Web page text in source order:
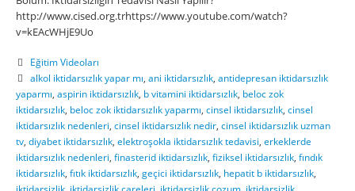
http://www.cised.org.trhttps://www.youtube.com/watch?
v=kEAcWHjE9Uo
Eğitim Videoları
alkol iktidarsızlık yapar mı, ani iktidarsızlık, antidepresan iktidarsızlık
yaparmı, aspirin iktidarsızlık, b vitamini iktidarsızlık, beloc zok
iktidarsızlık, beloc zok iktidarsızlık yaparmı, cinsel iktidarsızlık, cinsel
iktidarsızlık nedenleri, cinsel iktidarsızlık nedir, cinsel iktidarsızlık uzman
tv, diyabet iktidarsızlık, elektroşokla iktidarsızlık tedavisi, erkeklerde
iktidarsızlık nedenleri, finasterid iktidarsızlık, fiziksel iktidarsızlık, fındık
iktidarsızlık, fıtık iktidarsızlık, geçici iktidarsızlık, hepatit b iktidarsızlık,